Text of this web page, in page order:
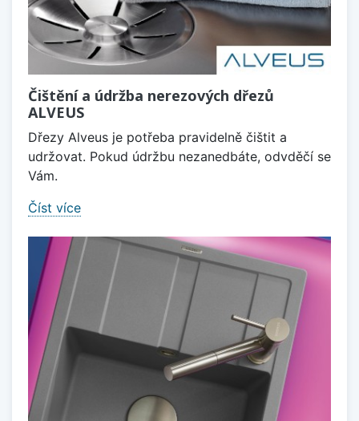
Čištění a údržba nerezových dřezů
ALVEUS
Dřezy Alveus je potřeba pravidelně čištit a
udržovat. Pokud údržbu nezanedbáte, odvděčí se
Vám.
Číst více